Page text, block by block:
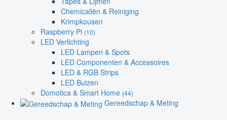
Chemicaliën & Reiniging
Krimpkousen
Raspberry Pi (10)
LED Verlichting
LED Lampen & Spots
LED Componenten & Accessoires
LED & RGB Strips
LED Buizen
Domotica & Smart Home (44)
Gereedschap & Meting